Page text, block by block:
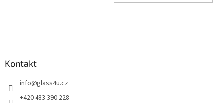
Kontakt
info@glass4u.cz
+420 483 390 228